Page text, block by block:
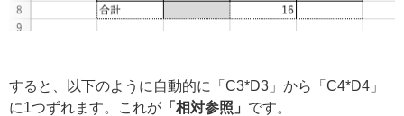
すると、以下のように自動的に「C3*D3」から「C4*D4」
に1つずれます。これが 「相対参照」 です。